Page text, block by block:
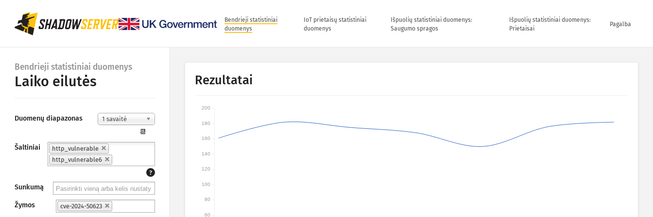
Bendrieji statistiniai
duomenys
IoT prietaisų statistiniai
duomenys
Išpuolių statistiniai duomenys:
Saugumo spragos
Išpuolių statistiniai duomenys:
Prietaisai
Pagalba
Bendrieji statistiniai duomenys
Laiko eilutės
Duomenų diapazonas 1 savaitė
📆
Šaltiniai
http_vulnerable
http_vulnerable6
?
Sunkumą
Žymos cve-2024-50623
Rezultatai
60
80
100
120
140
160
180
200